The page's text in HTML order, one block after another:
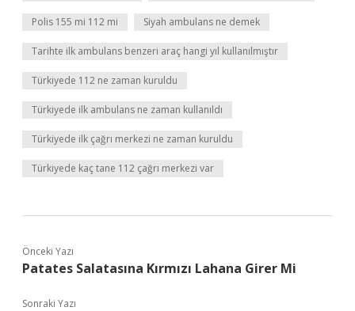
Polis 155 mi 112 mi Siyah ambulans ne demek
Tarihte ilk ambulans benzeri araç hangi yıl kullanılmıştır
Türkiyede 112 ne zaman kuruldu
Türkiyede ilk ambulans ne zaman kullanıldı
Türkiyede ilk çağrı merkezi ne zaman kuruldu
Türkiyede kaç tane 112 çağrı merkezi var
Önceki Yazı
Patates Salatasına Kırmızı Lahana Girer Mi
Sonraki Yazı